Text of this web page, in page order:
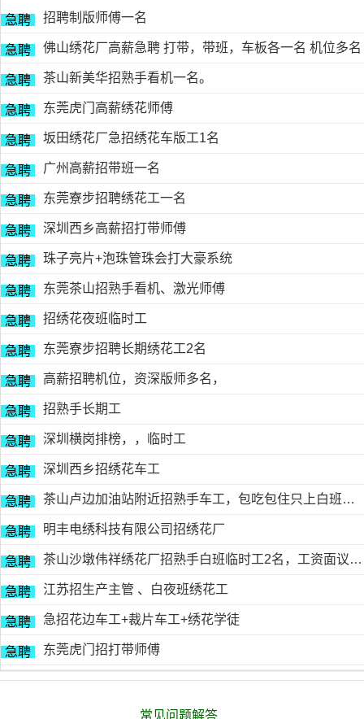
急聘 招聘制版师傅一名
急聘 佛山绣花厂高薪急聘 打带，带班，车板各一名 机位多名
急聘 茶山新美华招熟手看机一名。
急聘 东莞虎门高薪绣花师傅
急聘 坂田绣花厂急招绣花车版工1名
急聘 广州高薪招带班一名
急聘 东莞寮步招聘绣花工一名
急聘 深圳西乡高薪招打带师傅
急聘 珠子亮片+泡珠管珠会打大豪系统
急聘 东莞茶山招熟手看机、激光师傅
急聘 招绣花夜班临时工
急聘 东莞寮步招聘长期绣花工2名
急聘 高薪招聘机位，资深版师多名，
急聘 招熟手长期工
急聘 深圳横岗排榜，，临时工
急聘 深圳西乡招绣花车工
急聘 茶山卢边加油站附近招熟手车工，包吃包住只上白班，工资面议有的请电德胜13546915117
急聘 明丰电绣科技有限公司招绣花厂
急聘 茶山沙墩伟祥绣花厂招熟手白班临时工2名，工资面议，包吃住有的请电18676754153黎生
急聘 江苏招生产主管 、白夜班绣花工
急聘 急招花边车工+裁片车工+绣花学徒
急聘 东莞虎门招打带师傅
常见问题解答